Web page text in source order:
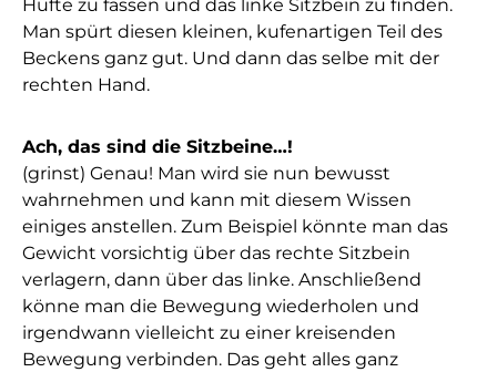
Hüfte zu fassen und das linke Sitzbein zu finden.
Man spürt diesen kleinen, kufenartigen Teil des
Beckens ganz gut. Und dann das selbe mit der
rechten Hand.
Ach, das sind die Sitzbeine…!
(grinst) Genau! Man wird sie nun bewusst
wahrnehmen und kann mit diesem Wissen
einiges anstellen. Zum Beispiel könnte man das
Gewicht vorsichtig über das rechte Sitzbein
verlagern, dann über das linke. Anschließend
könne man die Bewegung wiederholen und
irgendwann vielleicht zu einer kreisenden
Bewegung verbinden. Das geht alles ganz